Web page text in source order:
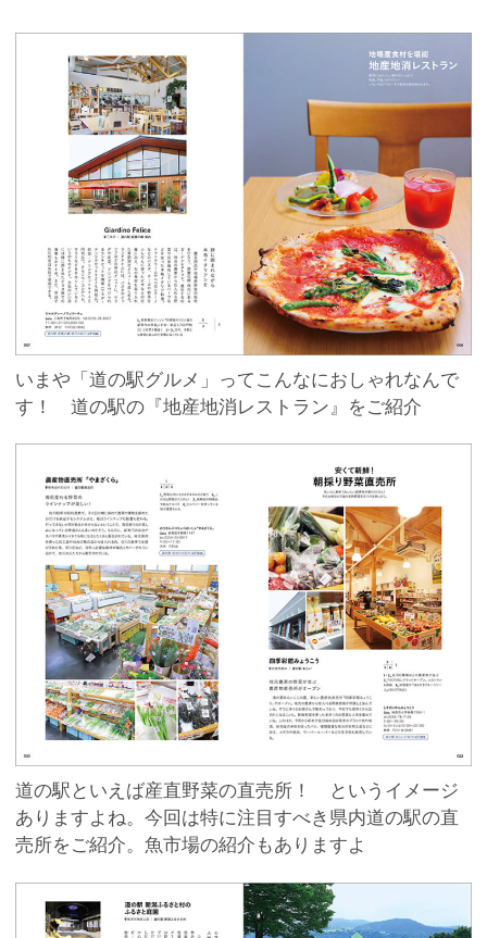
いまや「道の駅グルメ」ってこんなにおしゃれなんで
す！ 道の駅の『地産地消レストラン』をご紹介
道の駅といえば産直野菜の直売所！ というイメージ
ありますよね。今回は特に注目すべき県内道の駅の直
売所をご紹介。魚市場の紹介もありますよ